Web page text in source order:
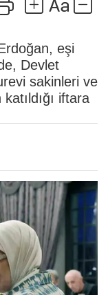
eşi
Devlet
sakinleri ve
iftara